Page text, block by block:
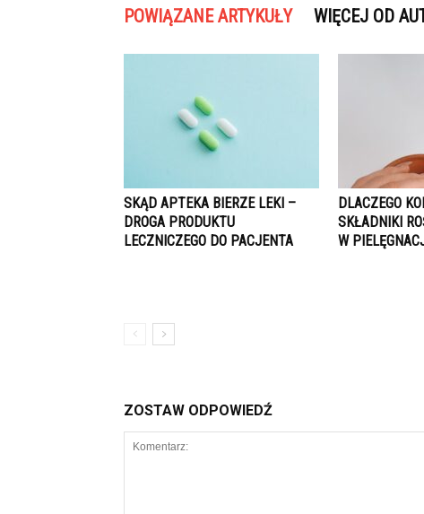
POWIĄZANE ARTYKUŁY WIĘCEJ OD
SKĄD APTEKA BIERZE LEKI –
DROGA PRODUKTU
LECZNICZEGO DO PACJENTA
DLACZEGO
SKŁADNIKI
W
ZOSTAW ODPOWIEDŹ